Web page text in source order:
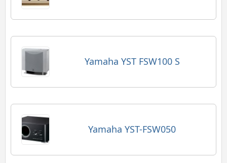
Yamaha YST FSW100 S
Yamaha YST-FSW050